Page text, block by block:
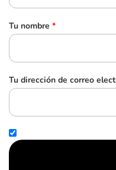
Tu nombre *
Tu dirección de correo